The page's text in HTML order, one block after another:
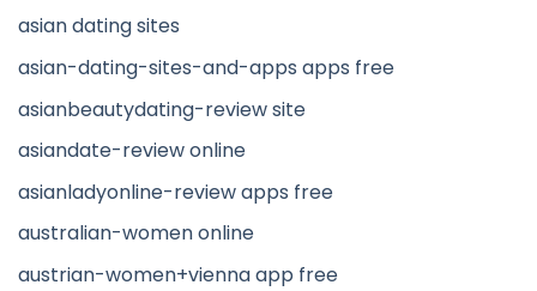
asian dating sites
asian-dating-sites-and-apps apps free
asianbeautydating-review site
asiandate-review online
asianladyonline-review apps free
australian-women online
austrian-women+vienna app free